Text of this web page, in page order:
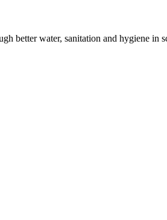
better water, sanitation and hygiene in